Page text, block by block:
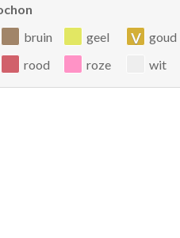
bruin geel v goud
rood roze wit